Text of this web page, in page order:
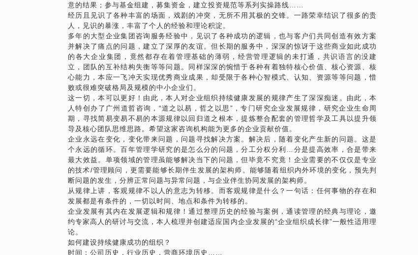
意的结果；参与基金组建，募集资金，建立投资规范等系列实操路线……
经历且见识了各种丰富的场面，戏剧的冲突，无所不用其极的交锋。一路荣幸结识了很多的贵
人，见识的暴涨，丰富了个人的经验和理论积淀。
多年的大型企业集团咨询服务经验中，见识了各种成功的逻辑，也与客户们共同创造有效方案
并解决了痛点的问题，建立了深厚的友谊。但长期的服务中，深深的惊讶于这些商业如此成功
的各大企业集团，竟然都存在着管理基础的薄弱，经营管理逻辑的未打通，共识语言的没建
立，团队的互补结构失衡等等问题。同样深深的惋惜于各种有着独特核心价值、核心资源、核
心能力，本应一飞冲天实现优秀商业成果，却受限于各种心智模式、认知、资源等等问题，惜
败或很难突破格局及规模的中小企业们。
这一切，本可以更好！由此，本人对企业组织持续健康发展的规律产生了深深痴迷。由此，本
人特创办了广州道哲咨询，“道之以易，哲之以思”，专门研究企业发展规律，研究企业生命周
期，寻找简易变易不易的本源规律以回归道之根本，提炼整合配套的管理哲学及工具以提升领
导及核心团队思维思路。希望这家咨询机构能为更多的企业贡献价值。
企业永远在变化，变化带来问题，问题寻找解决方案。解决后，随着变化产生新的问题。这是
个永远的循环。百年管理学研究的是怎么分的问题，分工分权分利…分是提高效率，合是带来
最大效益。单项领域的管理虽能够解决当下的问题，但毕竟不究竟！企业需要的不仅仅是专业
的技术/管理顾问，更需要能够长期伴生发展的架构师。能够随着组织内外环境的变化，预先判
断问题的发生，分辨正常问题与异常问题，与企业伴生协同发展的架构师。
从规律上讲，客观规律不以人的意志为转移。而客观规律是什么？一句话：任何事物的存在和
发展都是有条件的，一切以时间、地点和条件为转移的。
企业发展有其内在发展逻辑和规律！通过整理历史的经验与案例，通读管理的经典与理论，邀
约专家高人的研讨与交流，本人梳理并创建适应国内企业发展的“企业组织成长律”一般性适用理
论。
如何建设持续健康成功的组织？
时间：公司历史，行业历史，营商环境历史……